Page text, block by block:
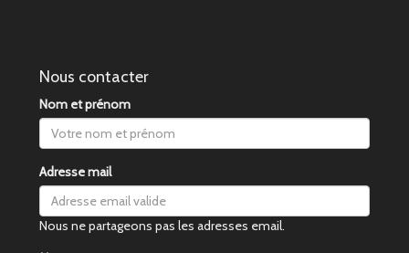
Nous contacter
Nom et prénom
Adresse mail
Nous ne partageons pas les adresses email.